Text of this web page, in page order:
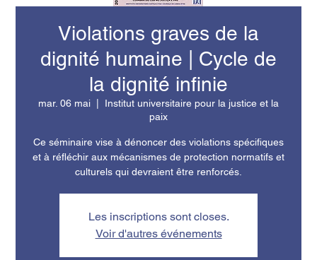
Violations graves de la
dignité humaine | Cycle de
la dignité infinie
mar. 06 mai
Institut universitaire pour la justice et la
paix
Ce séminaire vise à dénoncer des violations spécifiques
et à réfléchir aux mécanismes de protection normatifs et
culturels qui devraient être renforcés.
Les inscriptions sont closes.
Voir d'autres événements